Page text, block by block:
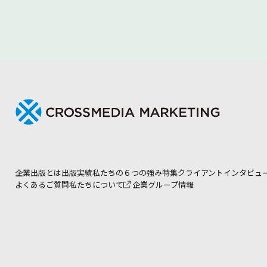
企業出版とは出版実績私たちの６つの強み特集クライアントインタビュ
よくあるご質問私たちについて 企業グループ情報